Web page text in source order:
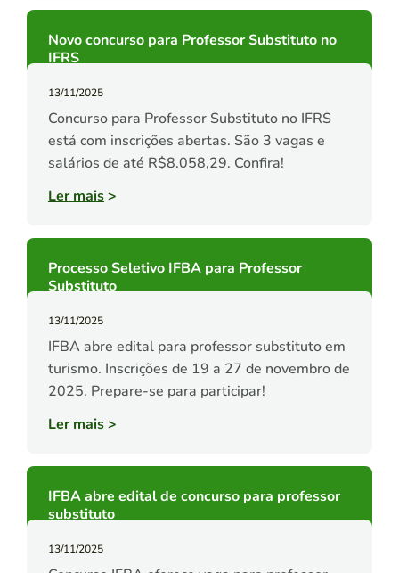
Novo concurso para Professor Substituto no
IFRS
13/11/2025
Concurso para Professor Substituto no IFRS
está com inscrições abertas. São 3 vagas e
salários de até R$8.058,29. Confira!
Ler mais>
Processo Seletivo IFBA para Professor
Substituto
13/11/2025
IFBA abre edital para professor substituto em
turismo. Inscrições de 19 a 27 de novembro de
2025. Prepare-se para participar!
Ler mais>
IFBA abre edital de concurso para professor
substituto
13/11/2025